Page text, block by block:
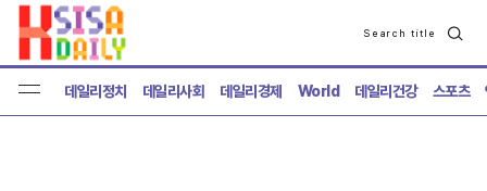
Search title
검
색
데일리정치 데일리사회 데일리경제 World 데일리건강 스포츠